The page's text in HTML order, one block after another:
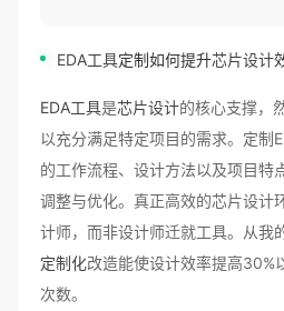
EDA工具定制如何提升芯片设计
EDA工具是芯片设计的核心支撑，
以充分满足特定项目的需求。定制
的工作流程、设计方法以及项目特
调整与优化。真正高效的芯片设计
计师，而非设计师迁就工具。从我
定制化改造能使设计效率提高30%
次数。